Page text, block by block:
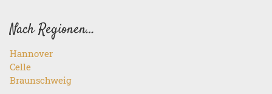
Nach Regionen…
Hannover
Celle
Braunschweig